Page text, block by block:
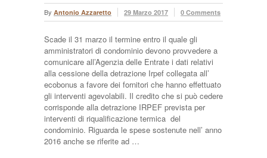
By Antonio Azzaretto 29 Marzo 2017 0 Comments
Scade il 31 marzo il termine entro il quale gli
amministratori di condominio devono provvedere a
comunicare all’Agenzia delle Entrate i dati relativi
alla cessione della detrazione Irpef collegata all’
ecobonus a favore dei fornitori che hanno effettuato
gli interventi agevolabili. Il credito che si può cedere
corrisponde alla detrazione IRPEF prevista per
interventi di riqualificazione termica del
condominio. Riguarda le spese sostenute nell’ anno
2016 anche se riferite ad …